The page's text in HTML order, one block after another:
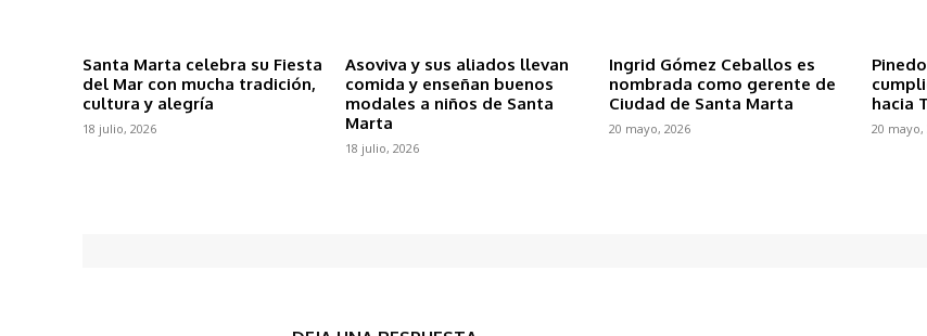
Santa Marta celebra su Fiesta
del Mar con mucha tradición,
cultura y alegría
18 julio, 2026
Asoviva y sus aliados llevan
comida y enseñan buenos
modales a niños de Santa
Marta
18 julio, 2026
Ingrid Gómez Ceballos es
nombrada como gerente de
Ciudad de Santa Marta
20 mayo, 2026
hacia
20 mayo,